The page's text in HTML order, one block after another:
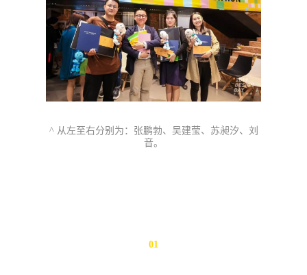
^ 从左至右分别为：张鹏勃、吴建莹、苏昶汐、刘
音。
01